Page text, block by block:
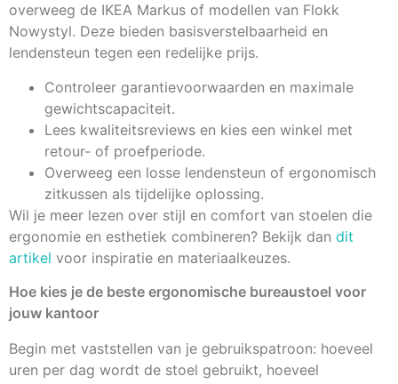
overweeg de IKEA Markus of modellen van Flokk
Nowystyl. Deze bieden basisverstelbaarheid en
lendensteun tegen een redelijke prijs.
Controleer garantievoorwaarden en maximale
gewichtscapaciteit.
Lees kwaliteitsreviews en kies een winkel met
retour- of proefperiode.
Overweeg een losse lendensteun of ergonomisch
zitkussen als tijdelijke oplossing.
Wil je meer lezen over stijl en comfort van stoelen die
ergonomie en esthetiek combineren? Bekijk dan dit
artikel voor inspiratie en materiaalkeuzes.
Hoe kies je de beste ergonomische bureaustoel voor
jouw kantoor
Begin met vaststellen van je gebruikspatroon: hoeveel
uren per dag wordt de stoel gebruikt, hoeveel